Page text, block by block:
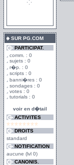
SUR PG.COM
PARTICIPAT.
comm. : 0
sujets : 0
r�p. : 0
scripts : 0
banni�res : 0
sondages : 0
votes : 0
tutorials : 0
voir en d�tail
ACTIVITES
DROITS
standard
NOTIFICATION
aucune (lvl 0)
CANONIS.